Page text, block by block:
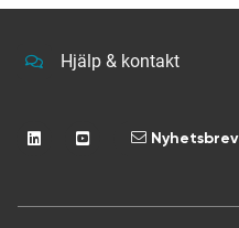
Hjälp & kontakt
Nyhetsbrev